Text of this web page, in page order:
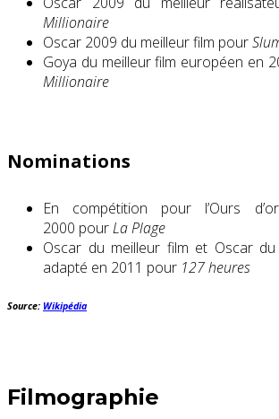
Millionaire
Oscar 2009 du meilleur film pour
Goya du meilleur film européen en
Millionaire
Nominations
En compétition pour l’Ours
2000 pourLa Plage
Oscar du meilleur film et Oscar
adapté en 2011 pour 127 heures
Source: Wikipédia
Filmographie